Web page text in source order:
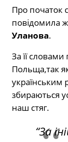
Про початок
повідомила
Уланова.
За її
Польща,так
українським
збираються
наш стяг.
“За